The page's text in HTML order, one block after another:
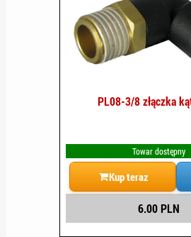
PL08-3/8 złączka
Towar dostępny
Kup teraz
6.00 PLN